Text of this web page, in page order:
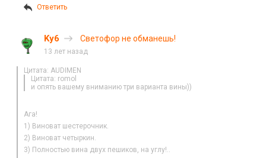
Ответить
Ky6 Светофор не обманешь!
13 лет назад
Цитата: AUDIMEN
Цитата: romol
и опять вашему вниманию три варианта вины))
Ага!
1) Виноват шестерочник.
2) Виноват четыркин.
3) Полностью вина двух пешиков, на углу!..